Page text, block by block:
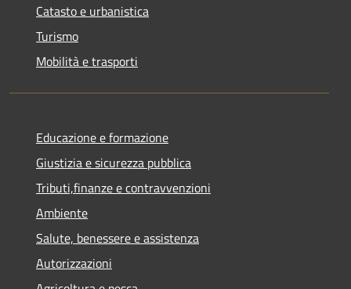
Catasto e urbanistica
Turismo
Mobilità e trasporti
Educazione e formazione
Giustizia e sicurezza pubblica
Tributi,finanze e contravvenzioni
Ambiente
Salute, benessere e assistenza
Autorizzazioni